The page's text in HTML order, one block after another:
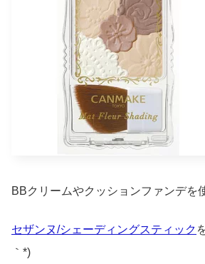
BBクリームやクッションファンデを
セザンヌ/シェーディングスティック
｀*)